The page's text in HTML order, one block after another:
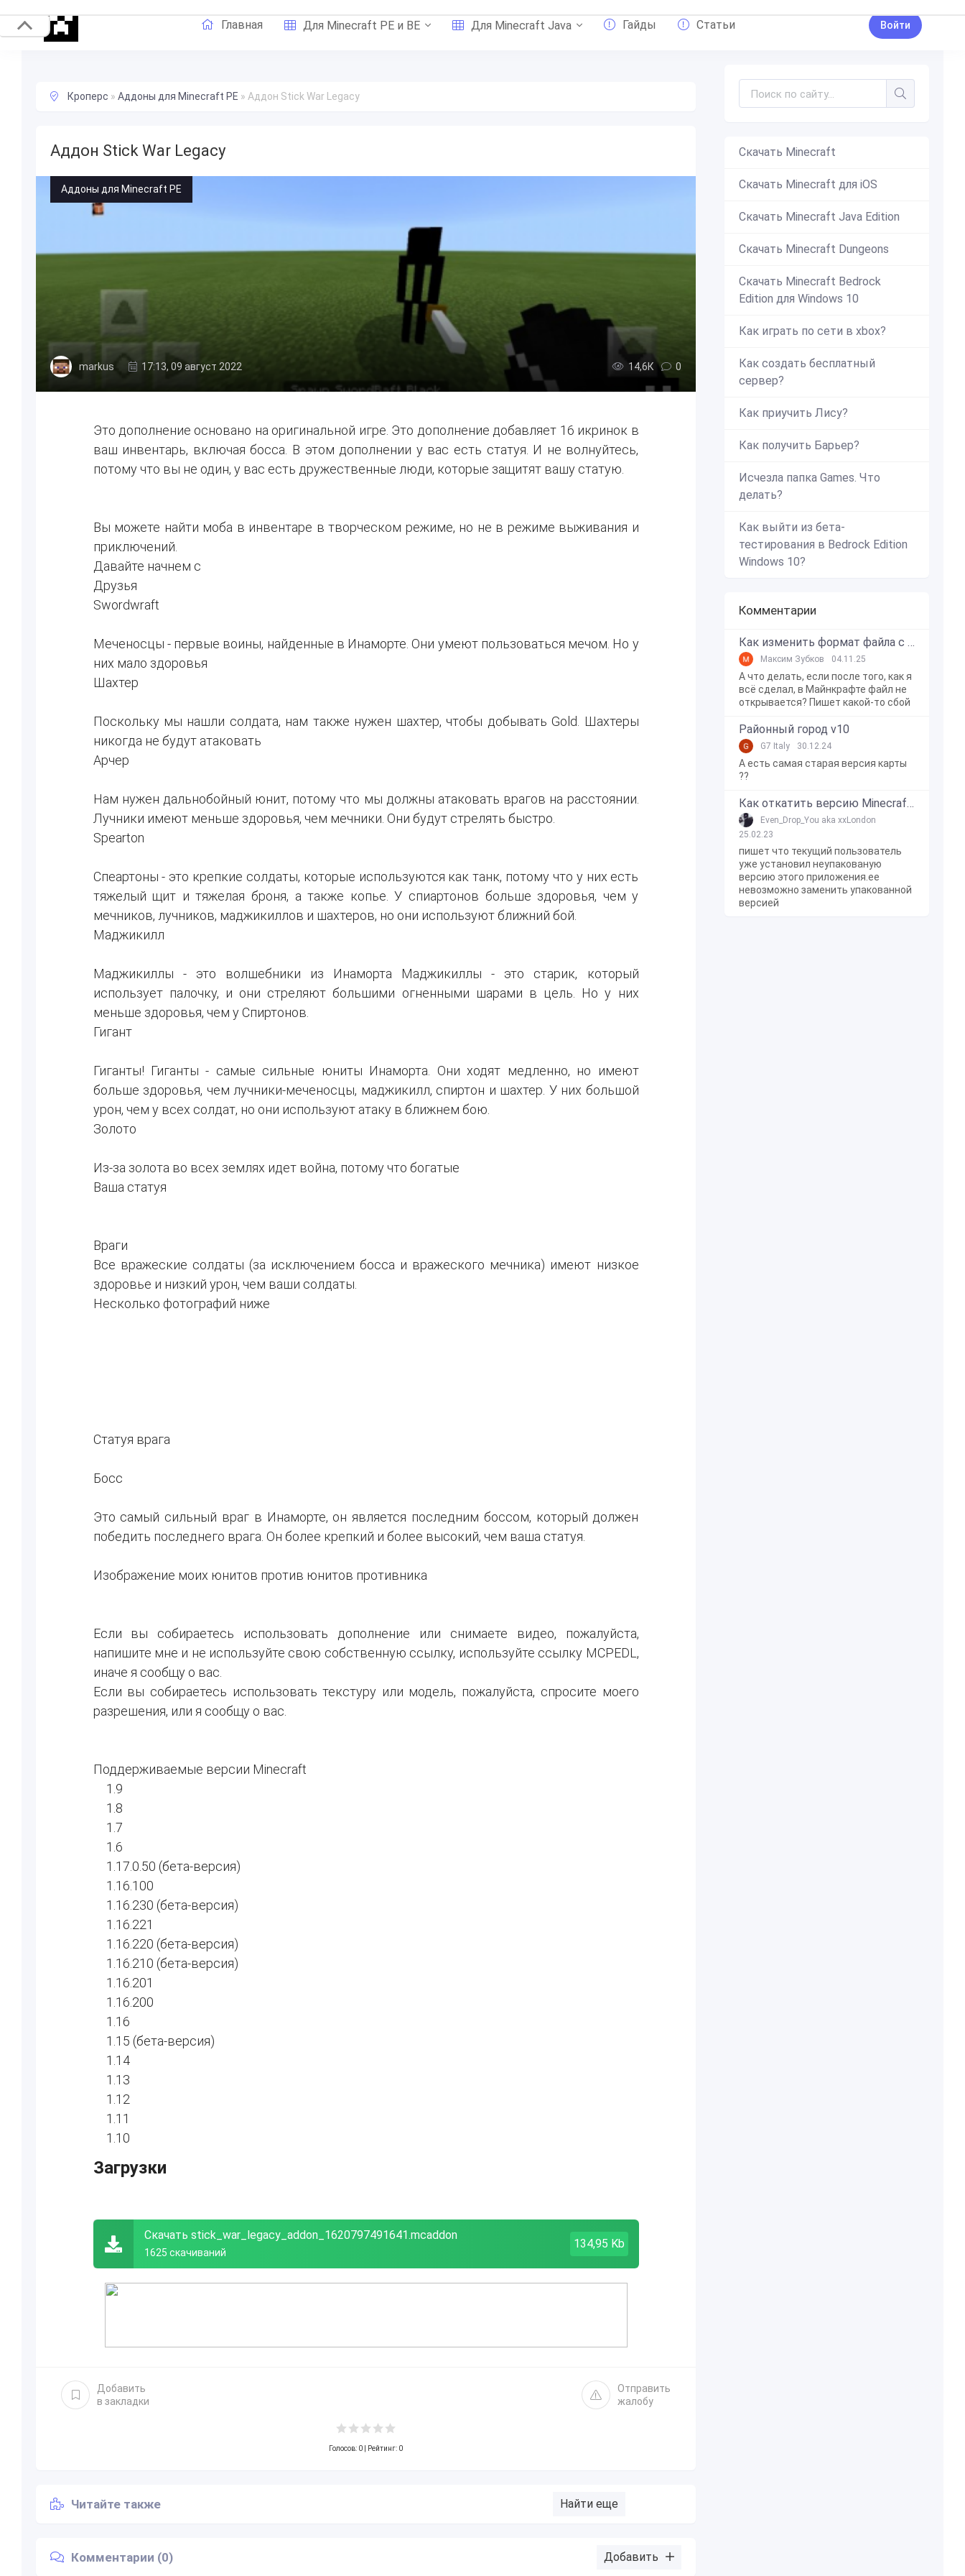
Главная Для Minecraft PE и BE Для Minecraft Java Гайды Статьи Войти
Кроперс » Аддоны для Minecraft PE » Аддон Stick War Legacy
Аддон Stick War Legacy
Аддоны для Minecraft PE
markus 17:13, 09 август 2022 14,6К 0
Это дополнение основано на оригинальной игре. Это дополнение добавляет 16 икринок в
ваш инвентарь, включая босса. В этом дополнении у вас есть статуя. И не волнуйтесь,
потому что вы не один, у вас есть дружественные люди, которые защитят вашу статую.
Вы можете найти моба в инвентаре в творческом режиме, но не в режиме выживания и
приключений.
Давайте начнем с
Друзья
Swordwraft
Меченосцы - первые воины, найденные в Инаморте. Они умеют пользоваться мечом. Но у
них мало здоровья
Шахтер
Поскольку мы нашли солдата, нам также нужен шахтер, чтобы добывать Gold. Шахтеры
никогда не будут атаковать
Арчер
Нам нужен дальнобойный юнит, потому что мы должны атаковать врагов на расстоянии.
Лучники имеют меньше здоровья, чем мечники. Они будут стрелять быстро.
Spearton
Спеартоны - это крепкие солдаты, которые используются как танк, потому что у них есть
тяжелый щит и тяжелая броня, а также копье. У спиартонов больше здоровья, чем у
мечников, лучников, маджикиллов и шахтеров, но они используют ближний бой.
Маджикилл
Маджикиллы - это волшебники из Инаморта Маджикиллы - это старик, который
использует палочку, и они стреляют большими огненными шарами в цель. Но у них
меньше здоровья, чем у Спиртонов.
Гигант
Гиганты! Гиганты - самые сильные юниты Инаморта. Они ходят медленно, но имеют
больше здоровья, чем лучники-меченосцы, маджикилл, спиртон и шахтер. У них большой
урон, чем у всех солдат, но они используют атаку в ближнем бою.
Золото
Из-за золота во всех землях идет война, потому что богатые
Ваша статуя
Враги
Все вражеские солдаты (за исключением босса и вражеского мечника) имеют низкое
здоровье и низкий урон, чем ваши солдаты.
Несколько фотографий ниже
Статуя врага
Босс
Это самый сильный враг в Инаморте, он является последним боссом, который должен
победить последнего врага. Он более крепкий и более высокий, чем ваша статуя.
Изображение моих юнитов против юнитов противника
Если вы собираетесь использовать дополнение или снимаете видео, пожалуйста,
напишите мне и не используйте свою собственную ссылку, используйте ссылку MCPEDL,
иначе я сообщу о вас.
Если вы собираетесь использовать текстуру или модель, пожалуйста, спросите моего
разрешения, или я сообщу о вас.
Поддерживаемые версии Minecraft
1.9
1.8
1.7
1.6
1.17.0.50 (бета-версия)
1.16.100
1.16.230 (бета-версия)
1.16.221
1.16.220 (бета-версия)
1.16.210 (бета-версия)
1.16.201
1.16.200
1.16
1.15 (бета-версия)
1.14
1.13
1.12
1.11
1.10
Загрузки
Скачать stick_war_legacy_addon_1620797491641.mcaddon
1625 скачиваний
134,95 Kb
Добавить
в закладки
Отправить
жалобу
Голосов: 0 | Рейтинг: 0
Читайте также Найти еще
Комментарии (0) Добавить
Скачать Minecraft
Скачать Minecraft для iOS
Скачать Minecraft Java Edition
Скачать Minecraft Dungeons
Скачать Minecraft Bedrock
Edition для Windows 10
Как играть по сети в xbox?
Как создать бесплатный
сервер?
Как приучить Лису?
Как получить Барьер?
Исчезла папка Games. Что
делать?
Как выйти из бета-
тестирования в Bedrock Edition
Windows 10?
Комментарии
Как изменить формат файла с zip в mcworld?
Максим Зубков 04.11.25
А что делать, если после того, как я
всё сделал, в Майнкрафте файл не
открывается? Пишет какой-то сбой
Районный город v10
G7 Italy 30.12.24
А есть самая старая версия карты
??
Как откатить версию Minecraft Bedrock Edition на Windows 10?
Even_Drop_You aka xxLondon
25.02.23
пишет что текущий пользователь
уже установил неупакованую
версию этого приложения.ее
невозможно заменить упакованной
версией